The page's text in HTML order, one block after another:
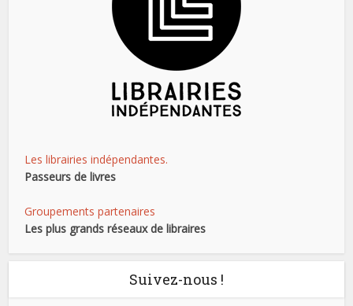
Les librairies indépendantes.
Passeurs de livres
Groupements partenaires
Les plus grands réseaux de libraires
Suivez-nous !